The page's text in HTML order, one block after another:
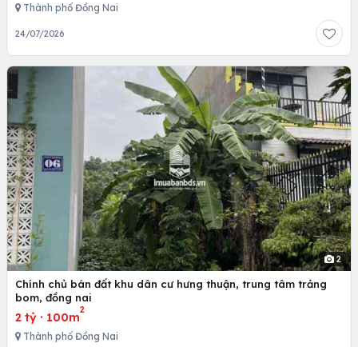
Thành phố Đồng Nai
24/07/2026
2
Chính chủ bán đất khu dân cư hưng thuận, trung tâm trảng
bom, đồng nai
2 tỷ · 100m
2
Thành phố Đồng Nai